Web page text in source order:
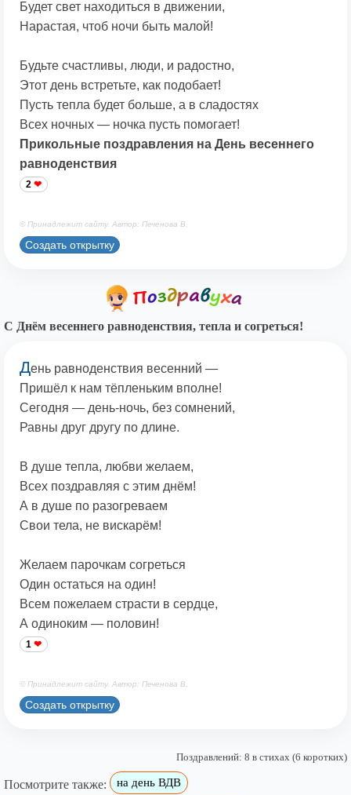
Будет свет находиться в движении,
Нарастая, чтоб ночи быть малой!
Будьте счастливы, люди, и радостно,
Этот день встретьте, как подобает!
Пусть тепла будет больше, а в сладостях
Всех ночных — ночка пусть помогает!
Прикольные поздравления на День весеннего
равноденствия
2
© Принадлежит сайту. Автор: Печенова В.
Создать открытку
С Днём весеннего равноденствия, тепла и согреться!
День равноденствия весенний —
Пришёл к нам тёпленьким вполне!
Сегодня — день-ночь, без сомнений,
Равны друг другу по длине.
В душе тепла, любви желаем,
Всех поздравляя с этим днём!
А в душе по разогреваем
Свои тела, не вискарём!
Желаем парочкам согреться
Один остаться на один!
Всем пожелаем страсти в сердце,
А одиноким — половин!
1
© Принадлежит сайту. Автор: Печенова В.
Создать открытку
Поздравлений: 8 в стихах (6 коротких)
Посмотрите также: на день ВДВ